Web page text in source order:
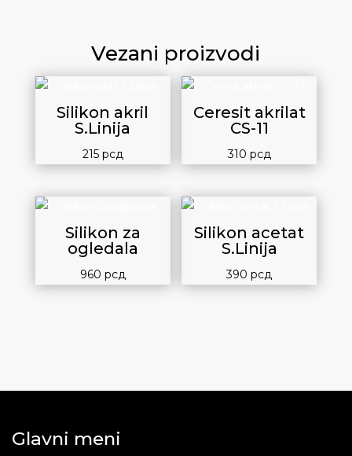
Vezani proizvodi
Silikon akril
S.Linija
215 рсд
Ceresit akrilat
CS-11
310 рсд
Silikon za
ogledala
960 рсд
Silikon acetat
S.Linija
390рсд
Glavni meni